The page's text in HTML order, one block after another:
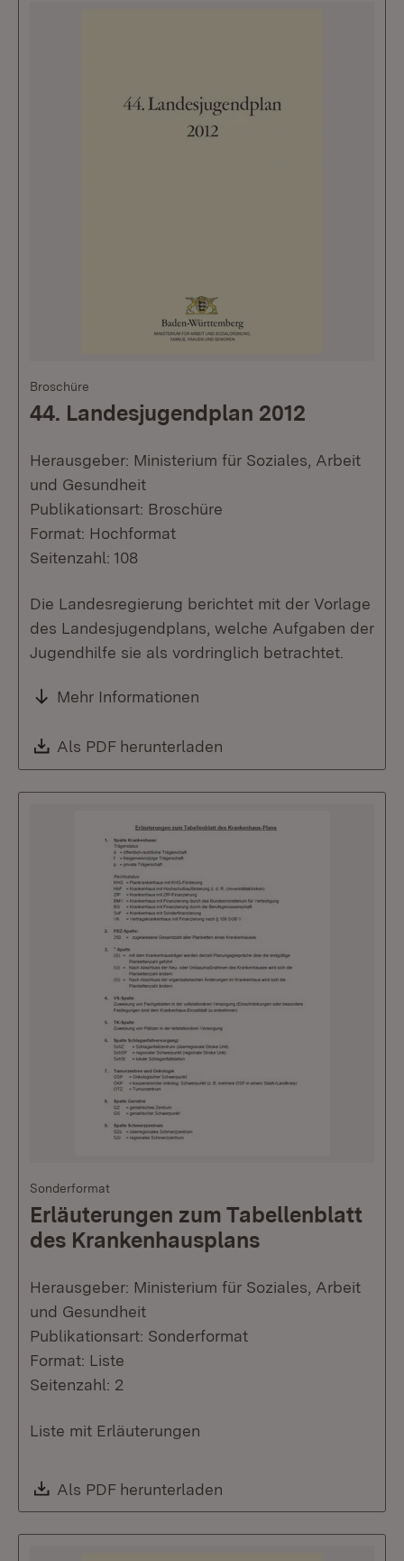
Broschüre
44. Landesjugendplan 2012
Herausgeber: Ministerium für Soziales, Arbeit
und Gesundheit
Publikationsart: Broschüre
Format: Hochformat
Seitenzahl: 108
Die Landesregierung berichtet mit der Vorlage
des Landesjugendplans, welche Aufgaben der
Jugendhilfe sie als vordringlich betrachtet.
Mehr Informationen
Download:
Als PDF herunterladen
Sonderformat
Erläuterungen zum Tabellenblatt
des Krankenhausplans
Herausgeber: Ministerium für Soziales, Arbeit
und Gesundheit
Publikationsart: Sonderformat
Format: Liste
Seitenzahl: 2
Liste mit Erläuterungen
Download:
Als PDF herunterladen